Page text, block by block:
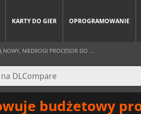
KARTY DO GIER OPROGRAMOWANIE
NOWY, NIEDROGI PROCESOR DO ...
budżetowy